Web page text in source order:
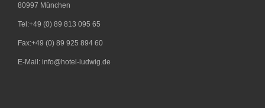
80997 München
Tel:+49 (0) 89 813 095 65
Fax:+49 (0) 89 925 894 60
E-Mail: info@hotel-ludwig.de